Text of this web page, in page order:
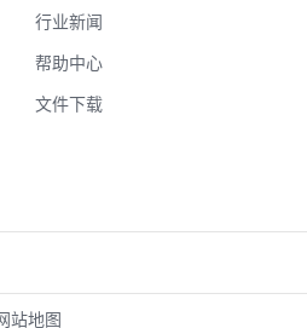
行业新闻
帮助中心
文件下载
站地图